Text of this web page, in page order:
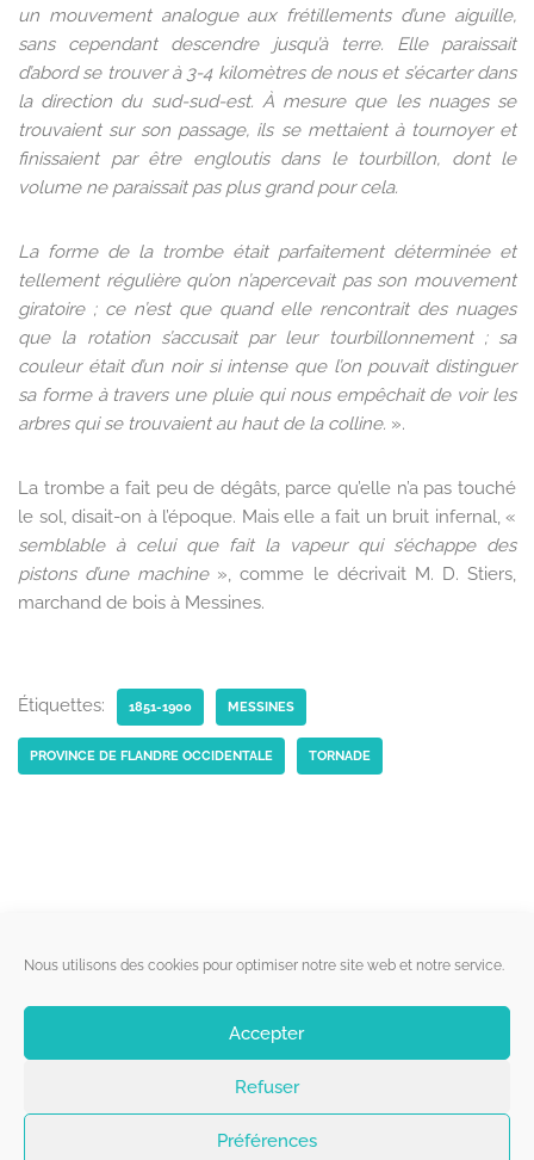
Nous utilisons des cookies pour optimiser notre site web et notre service.
Accepter
Refuser
Préférences
un mouvement analogue aux frétillements d’une aiguille,
sans cependant descendre jusqu’à terre. Elle paraissait
d’abord se trouver à 3-4 kilomètres de nous et s’écarter dans
la direction du sud-sud-est. À mesure que les nuages se
trouvaient sur son passage, ils se mettaient à tournoyer et
finissaient par être engloutis dans le tourbillon, dont le
volume ne paraissait pas plus grand pour cela.
La forme de la trombe était parfaitement déterminée et
tellement régulière qu’on n’apercevait pas son mouvement
giratoire ; ce n’est que quand elle rencontrait des nuages
que la rotation s’accusait par leur tourbillonnement ; sa
couleur était d’un noir si intense que l’on pouvait distinguer
sa forme à travers une pluie qui nous empêchait de voir les
arbres qui se trouvaient au haut de la colline. ».
La trombe a fait peu de dégâts, parce qu’elle n’a pas touché
le sol, disait-on à l’époque. Mais elle a fait un bruit infernal, «
semblable à celui que fait la vapeur qui s’échappe des
pistons d’une machine », comme le décrivait M. D. Stiers,
marchand de bois à Messines.
Étiquettes: 1851-1900 MESSINES
PROVINCE DE FLANDRE OCCIDENTALE TORNADE
Liens utiles
Qui sommes-nous ?
Politique de cookies